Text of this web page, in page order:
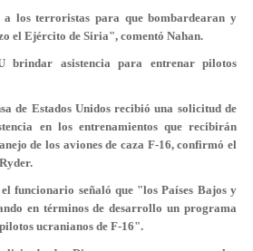
a los terroristas para que bombardearan y
el Ejército de Siria", comentó Nahan.
brindar asistencia para entrenar pilotos
de Estados Unidos recibió una solicitud de
en los entrenamientos que recibirán
de los aviones de caza F-16, confirmó el
funcionario señaló que "los Países Bajos y
en términos de desarrollo un programa
ucranianos de F-16".